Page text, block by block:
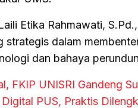
Etika Rahmawati,
strategis dalam
dan bahaya
FKIP UNISRI Gandeng
PUS, Praktis